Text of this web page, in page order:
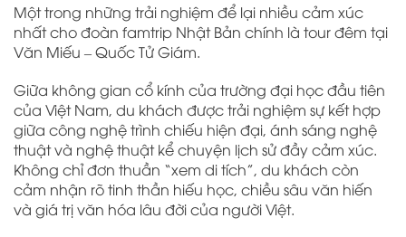
Một trong những trải nghiệm để lại nhiều cảm xúc
nhất cho đoàn famtrip Nhật Bản chính là tour đêm tại
Văn Miếu – Quốc Tử Giám.
Giữa không gian cổ kính của trường đại học đầu tiên
của Việt Nam, du khách được trải nghiệm sự kết hợp
giữa công nghệ trình chiếu hiện đại, ánh sáng nghệ
thuật và nghệ thuật kể chuyện lịch sử đầy cảm xúc.
Không chỉ đơn thuần “xem di tích”, du khách còn
cảm nhận rõ tinh thần hiếu học, chiều sâu văn hiến
và giá trị văn hóa lâu đời của người Việt.